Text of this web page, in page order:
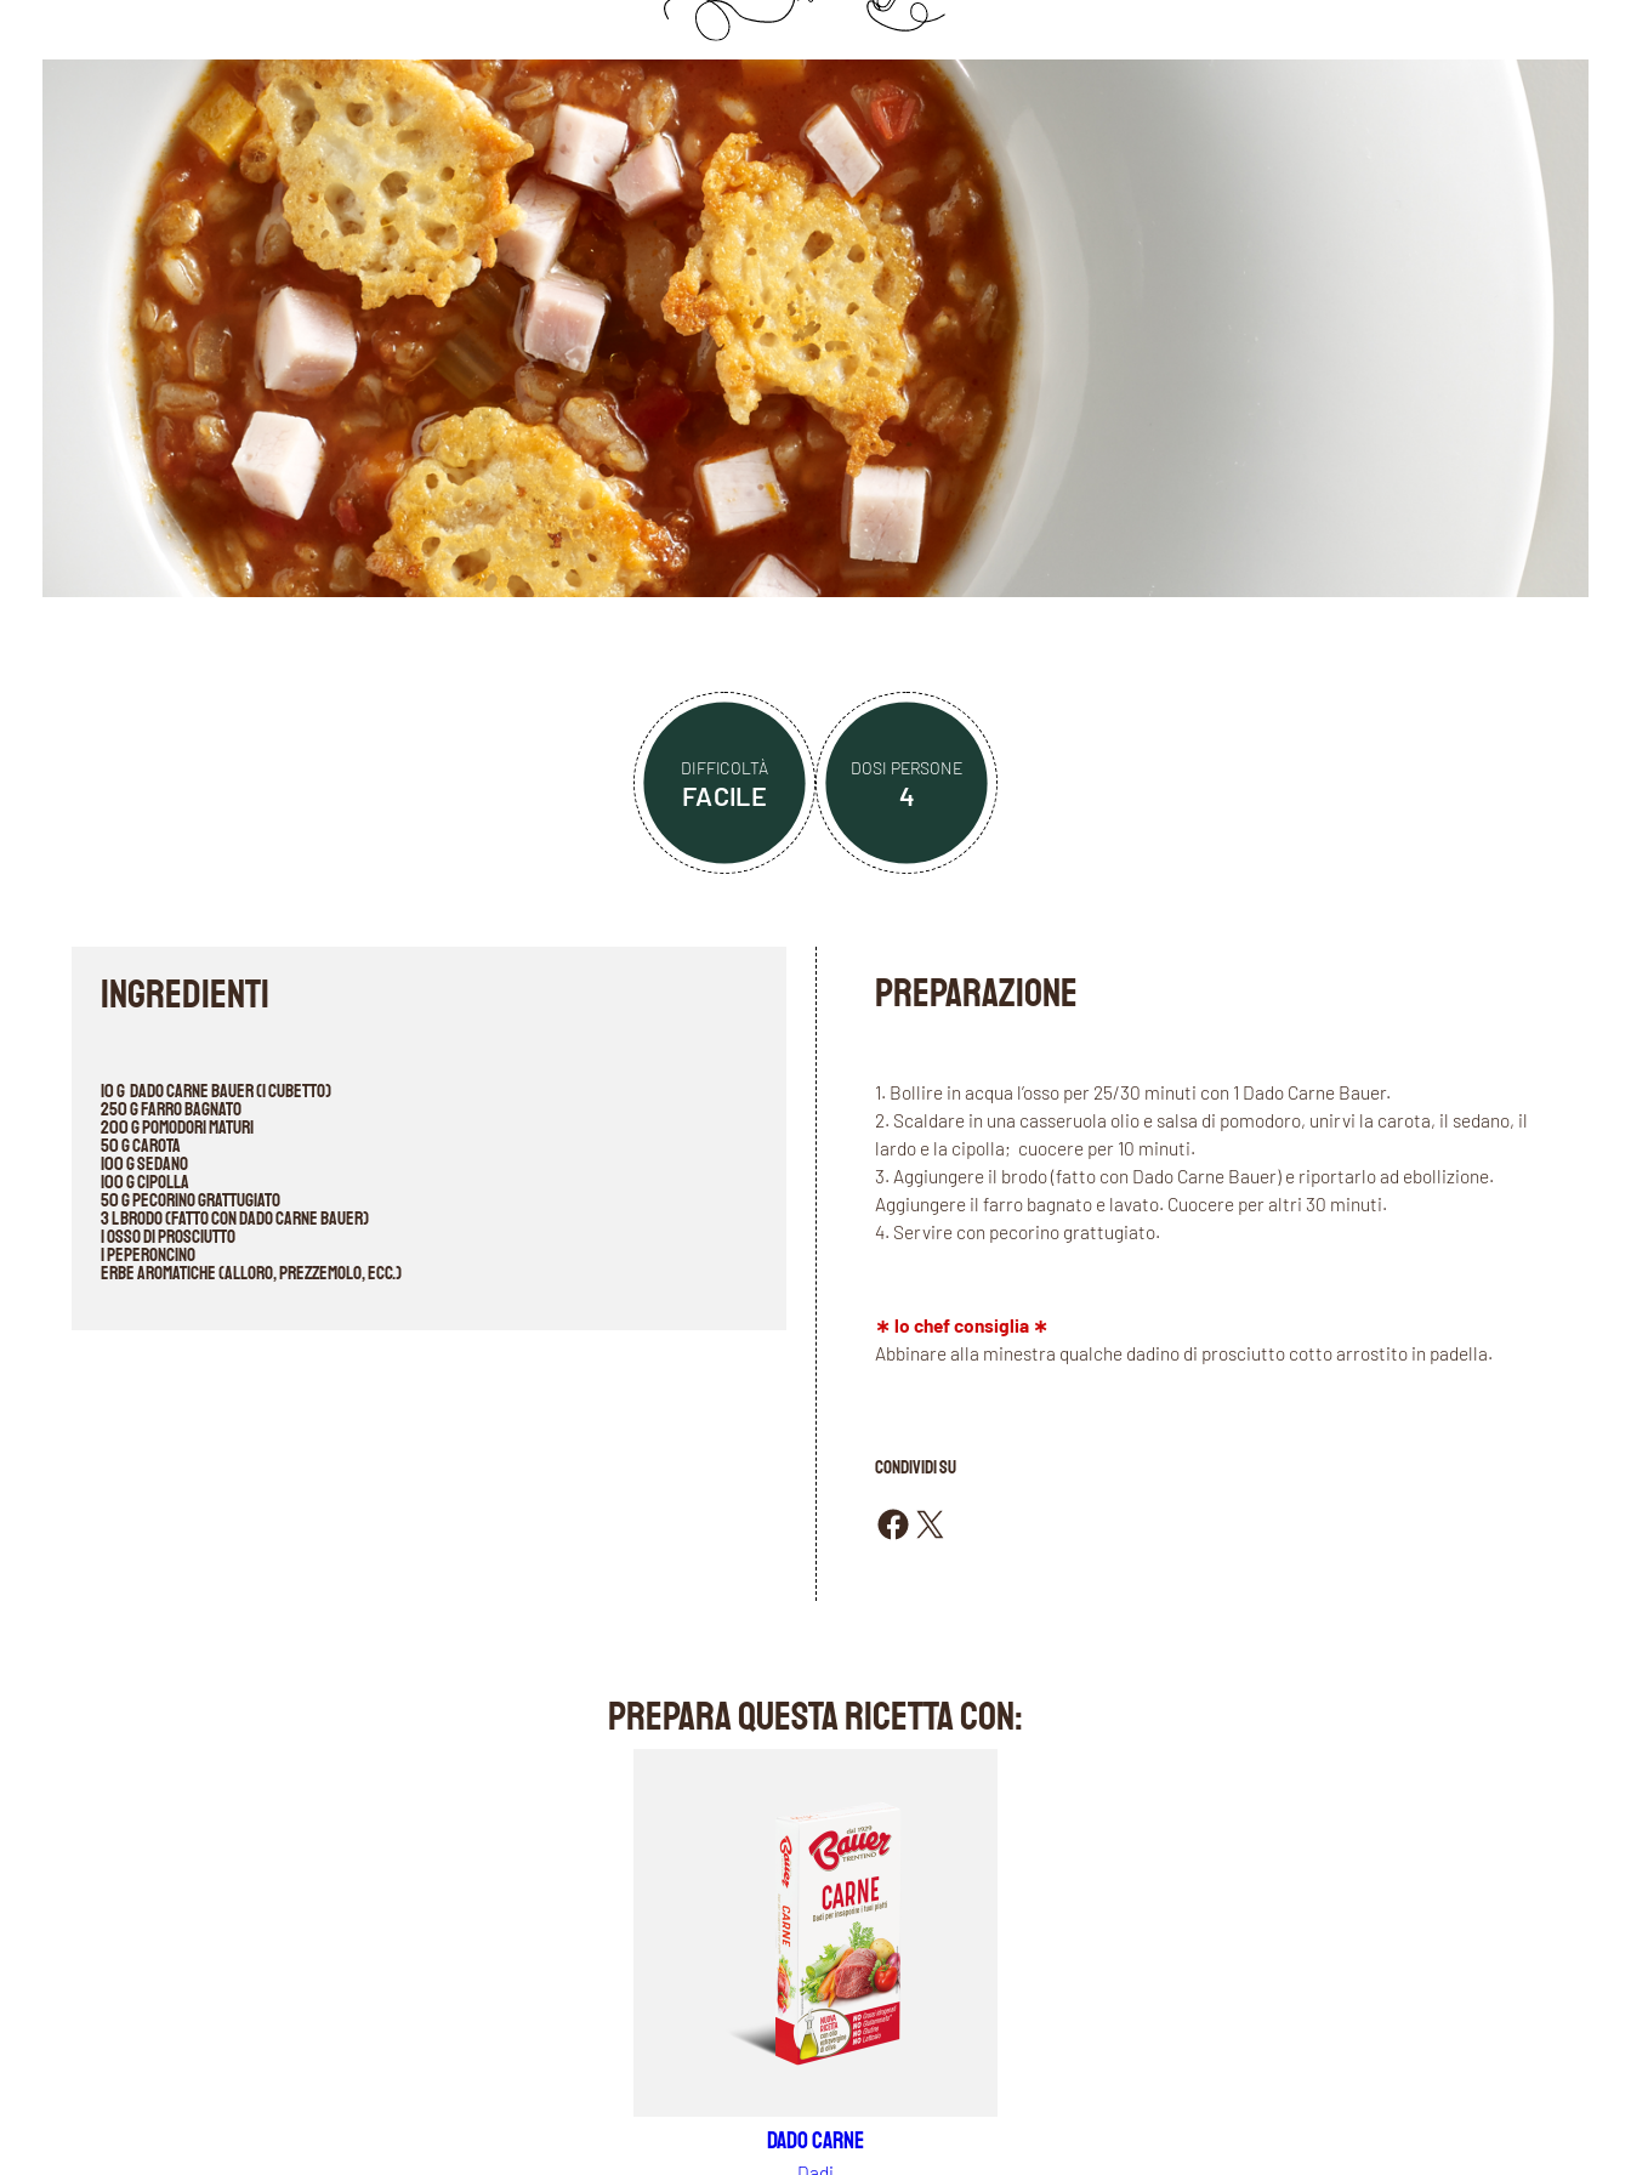
DIFFICOLTÀ
FACILE
DOSI PERSONE
4
INGREDIENTI
10 g Dado Carne Bauer (1 cubetto)
250 g farro bagnato
200 g pomodori maturi
50 g carota
100 g sedano
100 g cipolla
50 g pecorino grattugiato
3 l brodo (fatto con Dado Carne Bauer)
1 osso di prosciutto
1 peperoncino
erbe aromatiche (alloro, prezzemolo, ecc.)
PREPARAZIONE
1. Bollire in acqua l’osso per 25/30 minuti con 1 Dado Carne Bauer.
2. Scaldare in una casseruola olio e salsa di pomodoro, unirvi la carota, il sedano, il
lardo e la cipolla; cuocere per 10 minuti.
3. Aggiungere il brodo (fatto con Dado Carne Bauer) e riportarlo ad ebollizione.
Aggiungere il farro bagnato e lavato. Cuocere per altri 30 minuti.
4. Servire con pecorino grattugiato.
∗ lo chef consiglia ∗
Abbinare alla minestra qualche dadino di prosciutto cotto arrostito in padella.
CONDIVIDI SU
Condividi su Facebook Condividi su X
PREPARA QUESTA RICETTA CON:
Dado carne